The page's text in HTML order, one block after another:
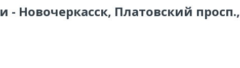
- Новочеркасск, Платовский просп.,